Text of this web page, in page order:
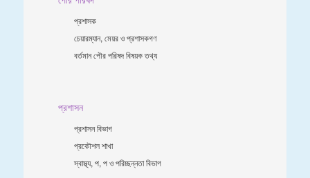
প্রশাসক
চেয়ারম্যান, মেয়র ও প্রশাসকগণ
বর্তমান পৌর পরিষদ বিষয়ক তথ্য
প্রশাসন
প্রশাসন বিভাগ
প্রকৌশল শাখা
স্বাস্থ্য, প, প ও পরিচ্ছন্নতা ‍বিভাগ